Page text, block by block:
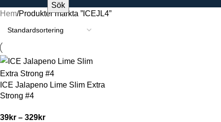
Sök
Hem Produkter märkta ”ICEJL4”
ICE Jalapeno Lime Slim Extra
Strong #4
39kr – 329kr